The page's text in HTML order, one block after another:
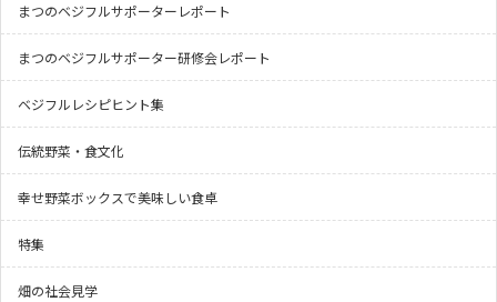
まつのベジフルサポーターレポート
まつのベジフルサポーター研修会レポート
ベジフルレシピヒント集
伝統野菜・食文化
幸せ野菜ボックスで美味しい食卓
特集
畑の社会見学